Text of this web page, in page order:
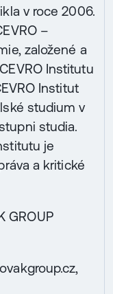
v roce 2006.
–
založené a
Institutu
Institut
studium v
studia.
je
a kritické
GROUP